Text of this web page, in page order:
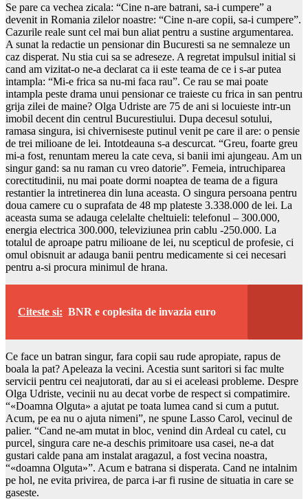
Se pare ca vechea zicala: “Cine n-are batrani, sa-i cumpere” a
devenit in Romania zilelor noastre: “Cine n-are copii, sa-i cumpere”.
Cazurile reale sunt cel mai bun aliat pentru a sustine argumentarea.
A sunat la redactie un pensionar din Bucuresti sa ne semnaleze un
caz disperat. Nu stia cui sa se adreseze. A regretat impulsul initial si
cand am vizitat-o ne-a declarat ca ii este teama de ce i s-ar putea
intampla: “Mi-e frica sa nu-mi faca rau”. Ce rau se mai poate
intampla peste drama unui pensionar ce traieste cu frica in san pentru
grija zilei de maine? Olga Udriste are 75 de ani si locuieste intr-un
imobil decent din centrul Bucurestiului. Dupa decesul sotului,
ramasa singura, isi chiverniseste putinul venit pe care il are: o pensie
de trei milioane de lei. Intotdeauna s-a descurcat. “Greu, foarte greu
mi-a fost, renuntam mereu la cate ceva, si banii imi ajungeau. Am un
singur gand: sa nu raman cu vreo datorie”. Femeia, intruchiparea
corectitudinii, nu mai poate dormi noaptea de teama de a figura
restantier la intretinerea din luna aceasta. O singura persoana pentru
doua camere cu o suprafata de 48 mp plateste 3.338.000 de lei. La
aceasta suma se adauga celelalte cheltuieli: telefonul – 300.000,
energia electrica 300.000, televiziunea prin cablu -250.000. La
totalul de aproape patru milioane de lei, nu scepticul de profesie, ci
omul obisnuit ar adauga banii pentru medicamente si cei necesari
pentru a-si procura minimul de hrana.
Citeste si: BNR e coplesita de invazia euro
Ce face un batran singur, fara copii sau rude apropiate, rapus de
boala la pat? Apeleaza la vecini. Acestia sunt saritori si fac multe
servicii pentru cei neajutorati, dar au si ei aceleasi probleme. Despre
Olga Udriste, vecinii nu au decat vorbe de respect si compatimire.
“«Doamna Olguta» a ajutat pe toata lumea cand si cum a putut.
Acum, pe ea nu o ajuta nimeni”, ne spune Lasso Carol, vecinul de
palier. “Cand ne-am mutat in bloc, venind din Ardeal cu catel, cu
purcel, singura care ne-a deschis primitoare usa casei, ne-a dat
gustari calde pana am instalat aragazul, a fost vecina noastra,
“«doamna Olguta»”. Acum e batrana si disperata. Cand ne intalnim
pe hol, ne evita privirea, de parca i-ar fi rusine de situatia in care se
gaseste.